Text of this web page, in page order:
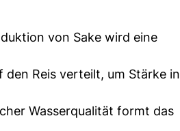
von Sake wird eine
den Reis verteilt, um Stärke in
Wasserqualität formt das